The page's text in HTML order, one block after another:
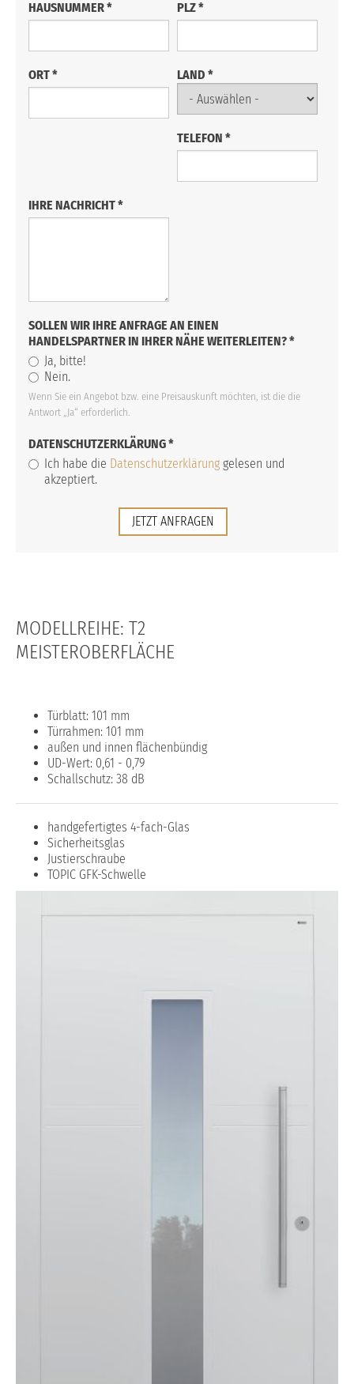
HAUSNUMMER* PLZ*
ORT* LAND *
TELEFON *
IHRE NACHRICHT*
SOLLEN WIR IHRE ANFRAGE AN EINEN
HANDELSPARTNER IN IHRER NÄHE WEITERLEITEN?*
Ja, bitte!
Nein.
Wenn Sie ein Angebot bzw. eine Preisauskunft möchten, ist die die
Antwort „Ja“ erforderlich.
DATENSCHUTZERKLÄRUNG*
Ich habe die Datenschutzerklärung gelesen und
akzeptiert.
JETZT ANFRAGEN
MODELLREIHE: T2
MEISTEROBERFLÄCHE
Türblatt: 101 mm
Türrahmen: 101 mm
außen und innen flächenbündig
UD-Wert: 0,61 - 0,79
Schallschutz: 38 dB
handgefertigtes 4-fach-Glas
Sicherheitsglas
Justierschraube
TOPIC GFK-Schwelle